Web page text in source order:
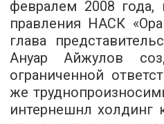
февралем 2008 года,
правления НАСК
глава
Ануар Айжулов
ограниченной
же
интернешнл холдинг